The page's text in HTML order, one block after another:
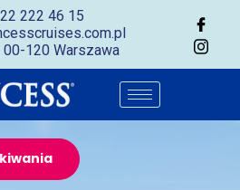
222 46 15
00-120 Warszawa